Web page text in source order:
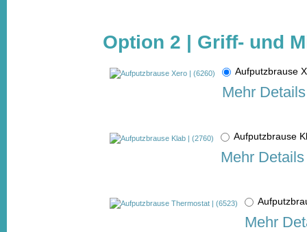
Option 2 | Griff- und
Aufputzbrause
Mehr
Aufputzbrause
Mehr
Mehr